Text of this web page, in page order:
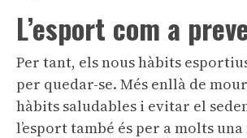
L’esport com a
Per tant, els nous hàbits
per quedar-se. Més enllà de
hàbits saludables i evitar el
l’esport també és per a molts